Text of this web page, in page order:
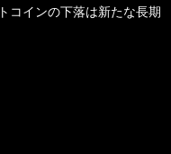
コインの下落は新たな長期